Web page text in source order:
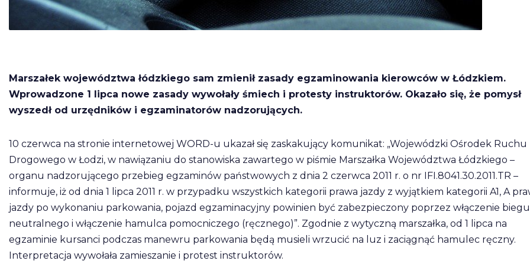
Marszałek województwa łódzkiego sam zmienił zasady egzaminowania kierowców w Łódzkiem.
Wprowadzone 1 lipca nowe zasady wywołały śmiech i protesty instruktorów. Okazało się, że pomysł
wyszedł od urzędników i egzaminatorów nadzorujących.
10 czerwca na stronie internetowej WORD-u ukazał się zaskakujący komunikat: „Wojewódzki Ośrodek Ruchu
Drogowego w Łodzi, w nawiązaniu do stanowiska zawartego w piśmie Marszałka Województwa Łódzkiego –
organu nadzorującego przebieg egzaminów państwowych z dnia 2 czerwca 2011 r. o nr IFI.8041.30.2011.TR –
informuje, iż od dnia 1 lipca 2011 r. w przypadku wszystkich kategorii prawa jazdy z wyjątkiem kategorii A1, A
jazdy po wykonaniu parkowania, pojazd egzaminacyjny powinien być zabezpieczony poprzez włączenie biegu
neutralnego i włączenie hamulca pomocniczego (ręcznego)”. Zgodnie z wytyczną marszałka, od 1 lipca na
egzaminie kursanci podczas manewru parkowania będą musieli wrzucić na luz i zaciągnąć hamulec ręczny.
Interpretacja wywołała zamieszanie i protest instruktorów.